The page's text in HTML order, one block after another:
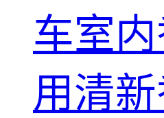
车室
用清